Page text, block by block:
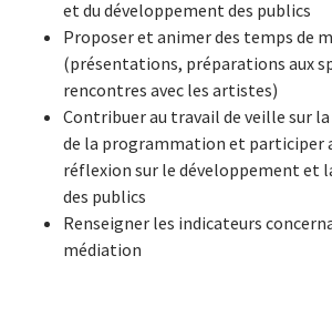
et du développement des publics
Proposer et animer des temps de
(présentations, préparations aux
rencontres avec les artistes)
Contribuer au travail de veille sur
de la programmation et participer
réflexion sur le développement et
des publics
Renseigner les indicateurs
médiation